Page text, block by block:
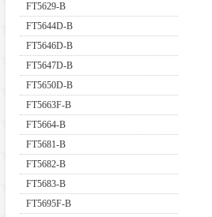
FT5629-B
FT5644D-B
FT5646D-B
FT5647D-B
FT5650D-B
FT5663F-B
FT5664-B
FT5681-B
FT5682-B
FT5683-B
FT5695F-B